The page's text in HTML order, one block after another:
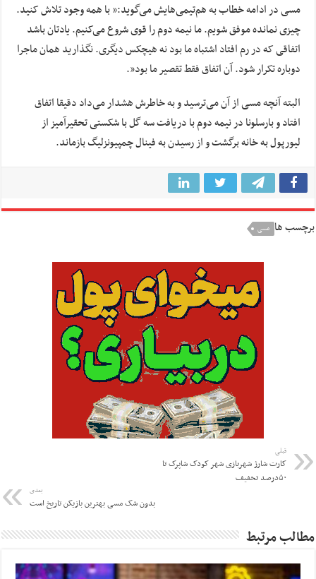
مسی در ادامه خطاب به هم‌تیمی‌هایش می‌گوید:” با همه وجود تلاش کنید.
چیزی نمانده موفق شویم. ما نیمه دوم را قوی شروع می‌کنیم. یادتان باشد
اتفاقی که در رم افتاد اشتباه ما بود نه هیچکس دیگری. نگذارید همان ماجرا
دوباره تکرار شود. آن اتفاق فقط تقصیر ما بود”.
البته آنچه مسی از آن می‌ترسید و به خاطرش هشدار می‌داد دقیقا اتفاق
افتاد و بارسلونا در نیمه دوم با دریافت سه گل با شکستی تحقیرآمیز از
لیورپول به خانه برگشت و از رسیدن به فینال چمپیونزلیگ بازماند.
برچسب ها مسی
قبلی
کارت شارژ شهربازی شهر کودک شاپرک تا
۵۰درصد تخفیف
بعدی
بدون شک مسی بهترین بازیکن تاریخ است
مطالب مرتبط